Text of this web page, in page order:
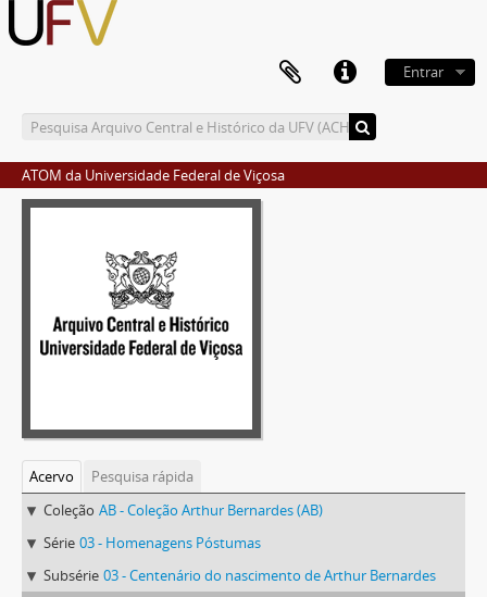
Entrar
ATOM da Universidade Federal de Viçosa
Acervo
Pesquisa rápida
Coleção AB - Coleção Arthur Bernardes (AB)
Série 03 - Homenagens Póstumas
Subsérie 03 - Centenário do nascimento de Arthur Bernardes